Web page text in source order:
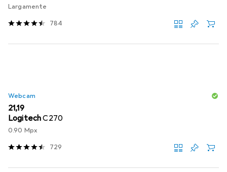
Largamente
784
Webcam
EUR
21,19
LogitechC270
0.90 Mpx
729